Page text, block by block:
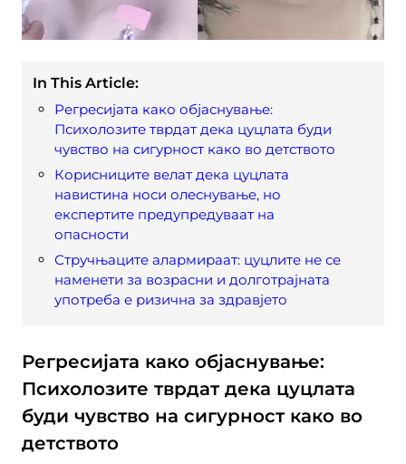
In This Article:
Регресијата како објаснување:
Психолозите тврдат дека цуцлата буди
чувство на сигурност како во детството
Корисниците велат дека цуцлата
навистина носи олеснување, но
експертите предупредуваат на
опасности
Стручњаците алармираат: цуцлите не се
наменети за возрасни и долготрајната
употреба е ризична за здравјето
Регресијата како објаснување:
Психолозите тврдат дека цуцлата
буди чувство на сигурност како во
детството